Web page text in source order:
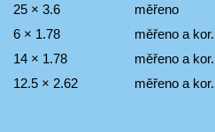
25 × 3.6
měřeno
6 × 1.78
měřeno a kor.
14 × 1.78
měřeno a kor.
12.5 × 2.62 měřeno a kor.